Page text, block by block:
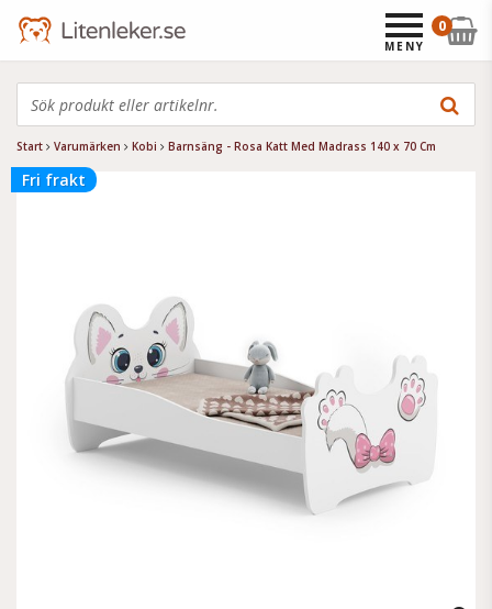
Start Varumärken Kobi Barnsäng - Rosa Katt Med Madrass 140 x 70 Cm
Fri frakt
0
MENY